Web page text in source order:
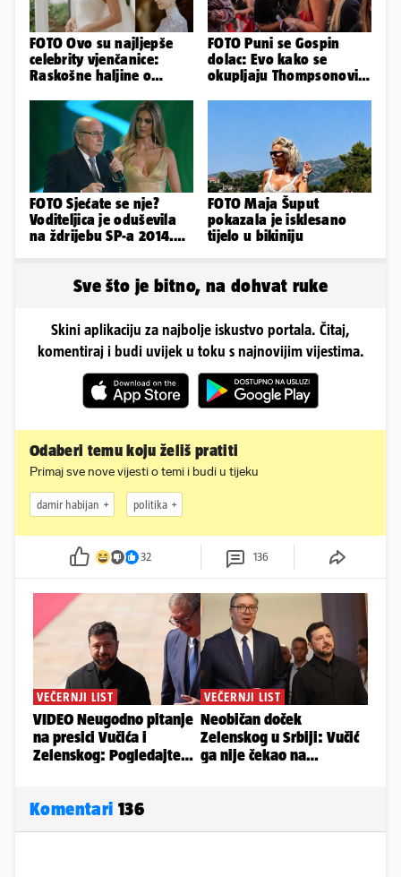
FOTO Ovo su najljepše
celebrity vjenčanice:
Raskošne haljine o
FOTO Puni se Gospin
dolac: Evo kako se
okupljaju Thompsonovi
FOTO Sjećate se nje?
Voditeljica je oduševila
na ždrijebu SP-a 2014.
FOTO Maja Šuput
pokazala je isklesano
tijelo u bikiniju
Sve što je bitno, na dohvat ruke
Skini aplikaciju za najbolje iskustvo portala. Čitaj,
komentiraj i budi uvijek u toku s najnovijim vijestima.
Odaberi temu koju želiš pratiti
Primaj sve nove vijesti o temi i budi u tijeku
damir habijan politika
32 136
Komentari 136